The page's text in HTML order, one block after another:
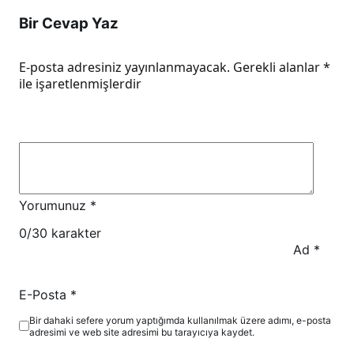
Bir Cevap Yaz
E-posta adresiniz yayınlanmayacak. Gerekli alanlar*
ile işaretlenmişlerdir
Yorumunuz *
0/30 karakter
Ad *
E-Posta *
Bir dahaki sefere yorum yaptığımda kullanılmak üzere adımı, e-posta
adresimi ve web site adresimi bu tarayıcıya kaydet.